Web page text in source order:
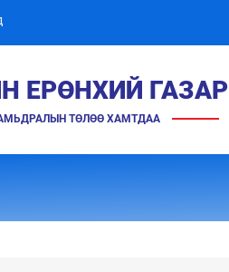
ЕРӨНХИЙ ГАЗАР
ТӨЛӨӨ ХАМТДАА